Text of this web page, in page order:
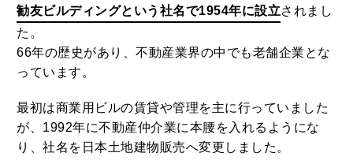
勧友ビルディングという社名で1954年に設立されまし
た。
66年の歴史があり、不動産業界の中でも老舗企業とな
っています。
最初は商業用ビルの賃貸や管理を主に行っていました
が、1992年に不動産仲介業に本腰を入れるようにな
り、社名を日本土地建物販売へ変更しました。